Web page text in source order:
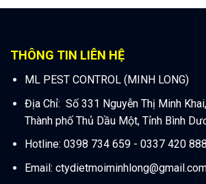
THÔNG TIN LIÊN HỆ
ML PEST CONTROL (MINH LONG)
Địa Chỉ: Số 331 Nguyễn Thị Minh
Thành phố Thủ Dầu Một, Tỉnh Bình
Hotline: 0398 734 659 - 0337 420 888
Email: